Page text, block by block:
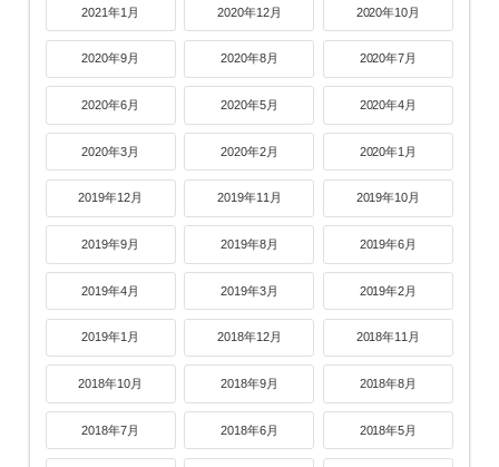
2021年1月 2020年12月 2020年10月
2020年9月 2020年8月 2020年7月
2020年6月 2020年5月 2020年4月
2020年3月 2020年2月 2020年1月
2019年12月 2019年11月 2019年10月
2019年9月 2019年8月 2019年6月
2019年4月 2019年3月 2019年2月
2019年1月 2018年12月 2018年11月
2018年10月 2018年9月 2018年8月
2018年7月 2018年6月 2018年5月